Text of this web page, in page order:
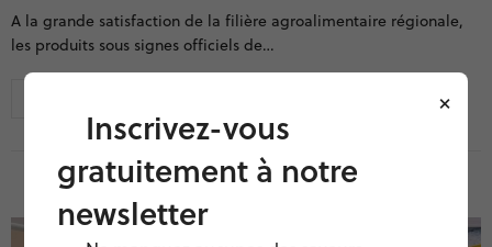
A la grande satisfaction de la filière agroalimentaire régionale,
les produits sous signes officiels de…
×
Inscrivez-vous
gratuitement à notre
newsletter